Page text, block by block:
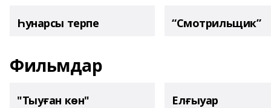
Һунарсы терпе “Смотрильщик”
Фильмдар
"Тыуған көн" Елғыуар